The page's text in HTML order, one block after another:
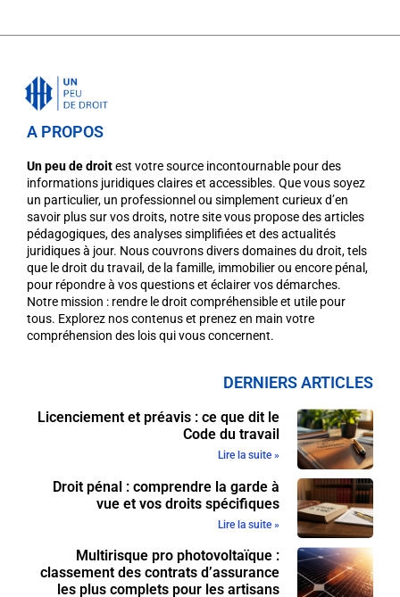
A PROPOS
Un peu de droitest votre source incontournable pour des
informations juridiques claires et accessibles. Que vous soyez
un particulier, un professionnel ou simplement curieux d’en
savoir plus sur vos droits, notre site vous propose des articles
pédagogiques, des analyses simplifiées et des actualités
juridiques à jour. Nous couvrons divers domaines du droit, tels
que le droit du travail, de la famille, immobilier ou encore pénal,
pour répondre à vos questions et éclairer vos démarches.
Notre mission : rendre le droit compréhensible et utile pour
tous. Explorez nos contenus et prenez en main votre
compréhension des lois qui vous concernent.
DERNIERS ARTICLES
Licenciement et préavis : ce que dit le
Code du travail
Lire la suite »
Droit pénal : comprendre la garde à
vue et vos droits spécifiques
Lire la suite »
Multirisque pro photovoltaïque :
classement des contrats d’assurance
les plus complets pour les artisans